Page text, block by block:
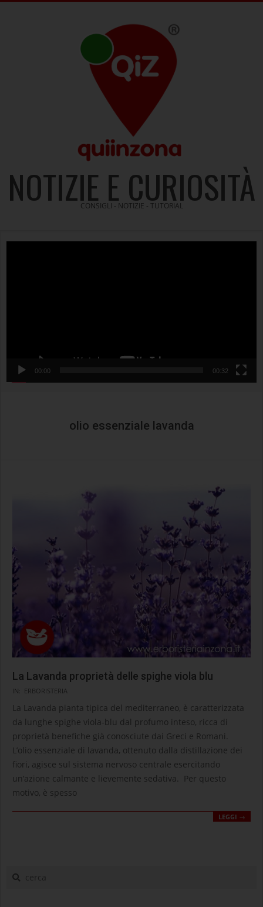
NOTIZIE E CURIOSITÀ
CONSIGLI - NOTIZIE - TUTORIAL
00:00 00:32
olio essenziale lavanda
La Lavanda proprietà delle spighe viola blu
2020-
10
IN: ERBORISTERIA
La Lavanda pianta tipica del mediterraneo, è caratterizzata
da lunghe spighe viola-blu dal profumo inteso, ricca di
proprietà benefiche già conosciute dai Greci e Romani.
L’olio essenziale di lavanda, ottenuto dalla distillazione dei
fiori, agisce sul sistema nervoso centrale esercitando
un‘azione calmante e lievemente sedativa. Per questo
motivo, è spesso
LEGGI →
cerca